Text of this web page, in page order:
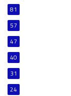
81
57
47
40
31
24